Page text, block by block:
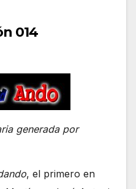
014
generada por
, el primero en